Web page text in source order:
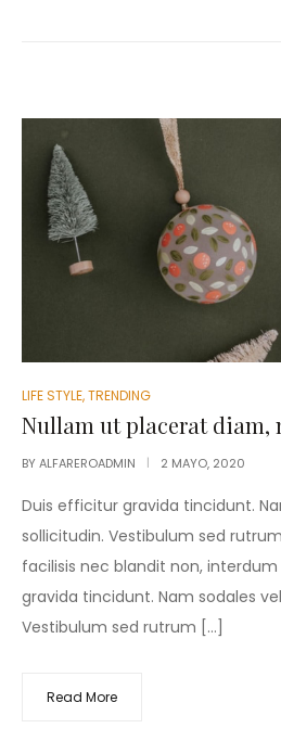
LIFE STYLE,TRENDING
Nullam ut placerat diam,
BYALFAREROADMIN 2 MAYO, 2020
Duis efficitur gravida tincidunt.
sollicitudin. Vestibulum sed
facilisis nec blandit non,
gravida tincidunt. Nam sodales
Vestibulum sed rutrum […]
Read More